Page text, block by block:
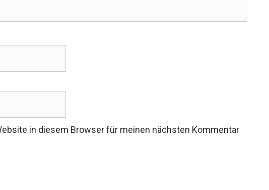
in diesem Browser für meinen nächsten Kommentar